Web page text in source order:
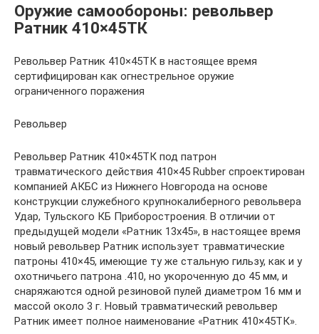
Оружие самообороны: револьвер
Ратник 410×45ТК
Револьвер Ратник 410×45ТК в настоящее время
сертифицирован как огнестрельное оружие
ограниченного поражения
Револьвер
Револьвер Ратник 410×45ТК под патрон
травматического действия 410×45 Rubber спроектирован
компанией АКБС из Нижнего Новгорода на основе
конструкции служебного крупнокалиберного револьвера
Удар, Тульского КБ Приборостроения. В отличии от
предыдущей модели «Ратник 13х45», в настоящее время
новый револьвер Ратник использует травматические
патроны 410×45, имеющие ту же стальную гильзу, как и у
охотничьего патрона .410, но укороченную до 45 мм, и
снаряжаются одной резиновой пулей диаметром 16 мм и
массой около 3 г. Новый травматический револьвер
Ратник имеет полное наименование «Ратник 410×45ТК».